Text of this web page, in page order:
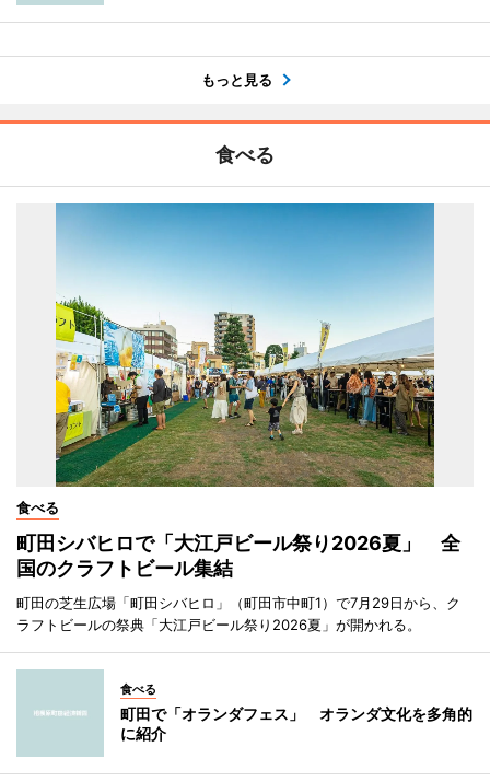
もっと見る
食べる
食べる
町田シバヒロで「大江戸ビール祭り2026夏」 全
国のクラフトビール集結
町田の芝生広場「町田シバヒロ」（町田市中町1）で7月29日から、ク
ラフトビールの祭典「大江戸ビール祭り2026夏」が開かれる。
食べる
町田で「オランダフェス」 オランダ文化を多角的
に紹介